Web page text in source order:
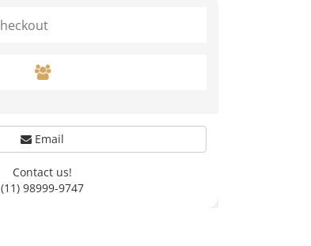
Email
Contact us!
(11) 98999-9747